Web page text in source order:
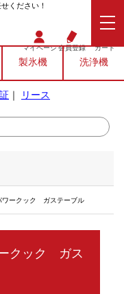
ください！
マイページ会員登録 カート
製氷機 洗浄機
｜ リース
ワークック ガステーブル
クック ガス